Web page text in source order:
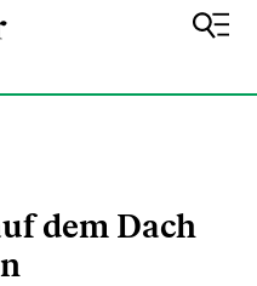
dem Dach